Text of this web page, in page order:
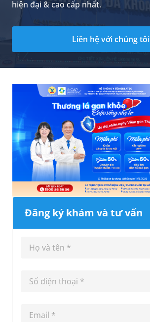
hiện đại & cao cấp nhất.
Liên hệ với chúng tôi
Đăng ký khám và tư vấn